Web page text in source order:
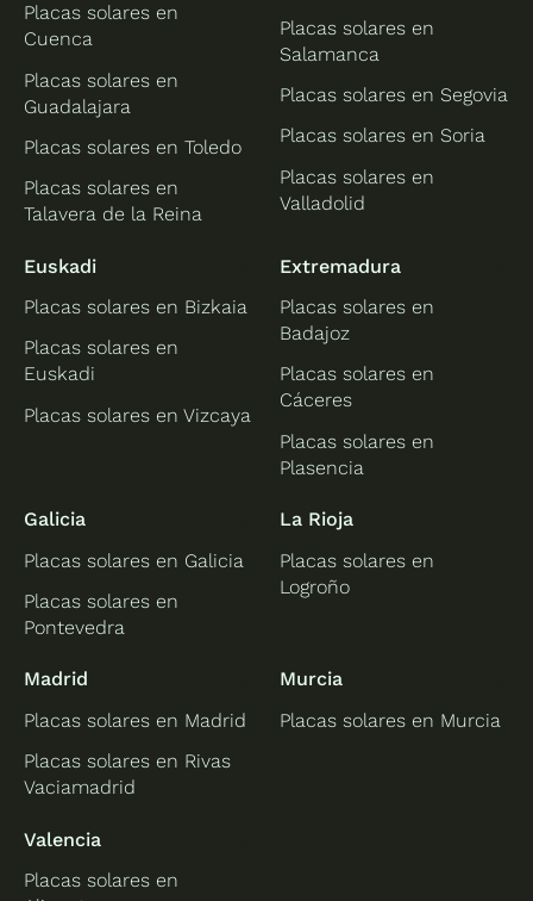
Placas solares en
Cuenca
Placas solares en
Guadalajara
Placas solares en Toledo
Placas solares en
Talavera de la Reina
Placas solares en
Salamanca
Placas solares en Segovia
Placas solares en Soria
Placas solares en
Valladolid
Euskadi
Placas solares en Bizkaia
Placas solares en
Euskadi
Placas solares en Vizcaya
Extremadura
Placas solares en
Badajoz
Placas solares en
Cáceres
Placas solares en
Plasencia
Galicia
Placas solares en Galicia
Placas solares en
Pontevedra
La Rioja
Placas solares en
Logroño
Madrid
Placas solares en Madrid
Placas solares en Rivas
Vaciamadrid
Murcia
Placas solares en Murcia
Valencia
Placas solares en